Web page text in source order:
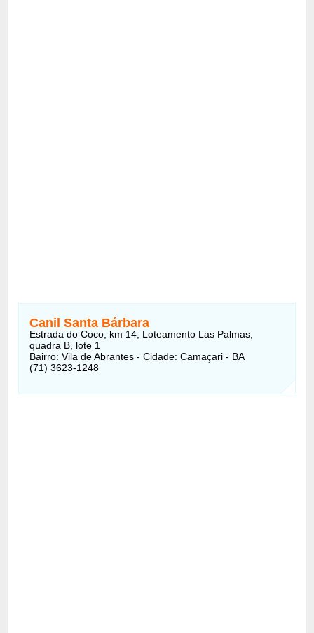
Canil Santa Bárbara
Estrada do Coco, km 14, Loteamento Las Palmas,
quadra B, lote 1
Bairro: Vila de Abrantes - Cidade: Camaçari - BA
(71) 3623-1248